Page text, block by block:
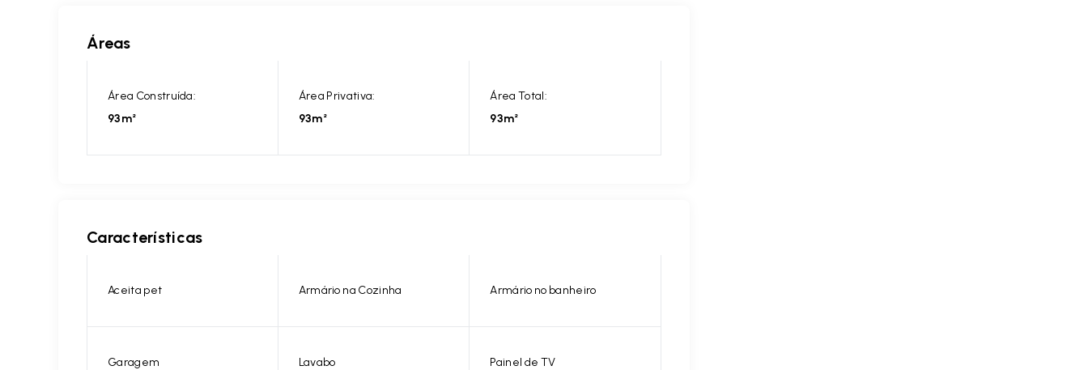
Áreas
Área Construída:
93m²
Área Privativa:
93m²
Área Total:
93m²
Características
Aceita pet Armário na Cozinha Armário no banheiro
Garagem Lavabo Painel de TV